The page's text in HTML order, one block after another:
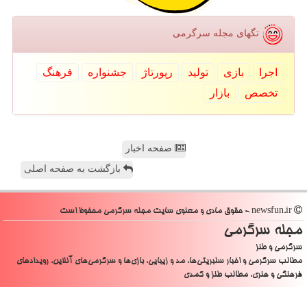
تگهای مجله سرگرمی
اجرا بازی تولید رپورتاژ جشنواره
فرهنگ
تخصص
بازار
صفحه اخبار
بازگشت به صفحه اصلی
مجله سرگرمی
سرگرمی و طنز
مطالب سرگرمی و اخبار سلبریتی‌ها، مد و زیبایی، بازی‌ها و سرگرمی‌های آنلاین، رویدادهای
فرهنگی و هنری، مطالب طنز و کمدی